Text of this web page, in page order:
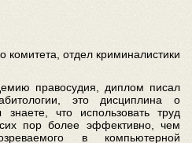
комитета, отдел криминалистики
правосудия, диплом писал
это дисциплина о
что использовать труд
сих пор более эффективно, чем
в компьютерной